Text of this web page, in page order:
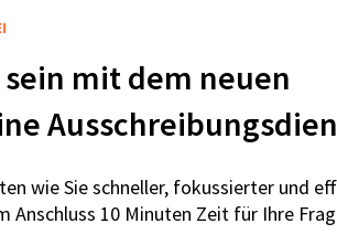
mit dem neuen
wie Sie schneller, fokussierter und
Anschluss 10 Minuten Zeit für Ihre